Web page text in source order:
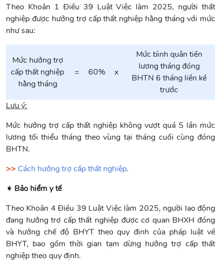
Theo Khoản 1 Điều 39 Luật Việc làm 2025, người thất
nghiệp được hưởng trợ cấp thất nghiệp hằng tháng với mức
như sau:
Mức hưởng trợ
cấp thất nghiệp
hằng tháng
= 60% x
Mức bình quân tiền
lương tháng đóng
BHTN 6 tháng liền kề
trước
Lưu ý:
Mức hưởng trợ cấp thất nghiệp không vượt quá 5 lần mức
lương tối thiểu tháng theo vùng tại tháng cuối cùng đóng
BHTN.
>> Cách hưởng trợ cấp thất nghiệp.
➧ Bảo hiểm y tế
Theo Khoản 4 Điều 39 Luật Việc làm 2025, người lao động
đang hưởng trợ cấp thất nghiệp được cơ quan BHXH đóng
và hưởng chế độ BHYT theo quy định của pháp luật về
BHYT, bao gồm thời gian tạm dừng hưởng trợ cấp thất
nghiệp theo quy định.